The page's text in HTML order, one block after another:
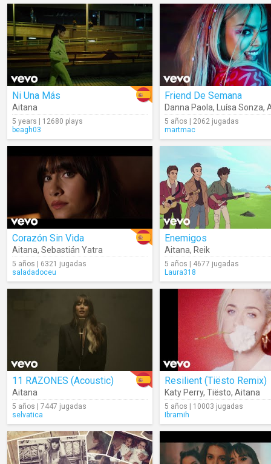
Ni Una Más
Aitana
5 years | 12680 plays
beagh03
Friend De Semana
Danna Paola, Luísa Sonza,
5 años | 2062 jugadas
martmac
Corazón Sin Vida
Aitana, Sebastián Yatra
5 años | 6321 jugadas
saladadoceu
Enemigos
Aitana, Reik
5 años | 4677 jugadas
Laura318
11 RAZONES (Acoustic)
Aitana
5 años | 7447 jugadas
selvatica
Resilient (Tiësto Remix)
Katy Perry, Tiësto, Aitana
5 años | 10003 jugadas
Ibramih